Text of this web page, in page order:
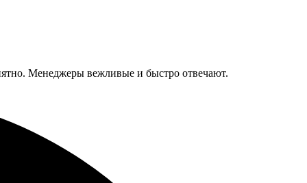
Менеджеры вежливые и быстро отвечают.